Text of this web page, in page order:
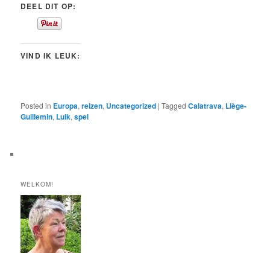
DEEL DIT OP:
VIND IK LEUK:
Posted in Europa,reizen, Uncategorized |Tagged Calatrava, Liège-
Guillemin, Luik,spel
WELKOM!